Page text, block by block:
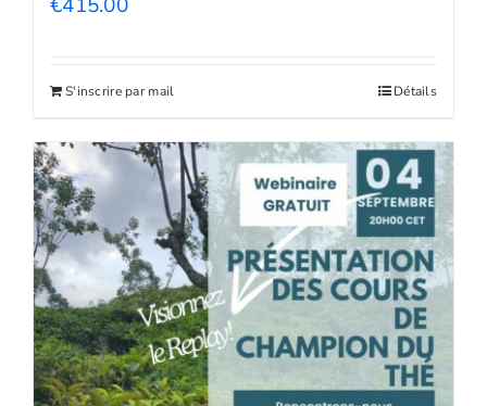
€415.00
S'inscrire par mail Détails